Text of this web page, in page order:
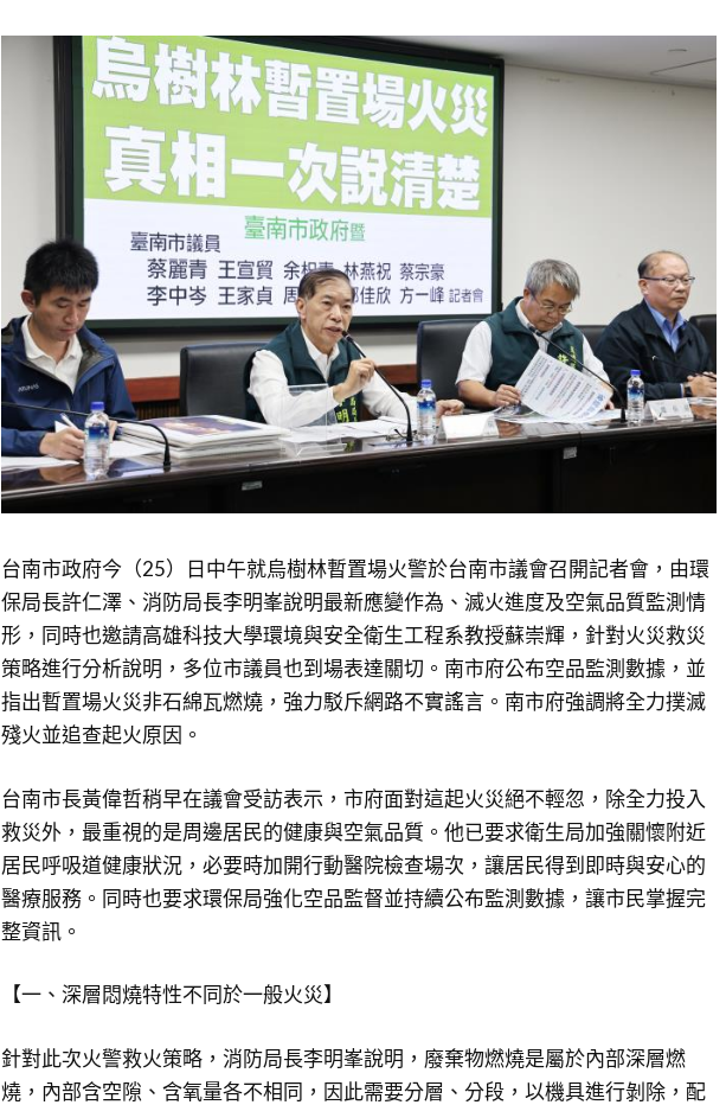
台南市政府今（25）日中午就烏樹林暫置場火警於台南市議會召開記者會，由環
保局長許仁澤、消防局長李明峯說明最新應變作為、滅火進度及空氣品質監測情
形，同時也邀請高雄科技大學環境與安全衛生工程系教授蘇崇輝，針對火災救災
策略進行分析說明，多位市議員也到場表達關切。南市府公布空品監測數據，並
指出暫置場火災非石綿瓦燃燒，強力駁斥網路不實謠言。南市府強調將全力撲滅
殘火並追查起火原因。
台南市長黃偉哲稍早在議會受訪表示，市府面對這起火災絕不輕忽，除全力投入
救災外，最重視的是周邊居民的健康與空氣品質。他已要求衛生局加強關懷附近
居民呼吸道健康狀況，必要時加開行動醫院檢查場次，讓居民得到即時與安心的
醫療服務。同時也要求環保局強化空品監督並持續公布監測數據，讓市民掌握完
整資訊。
【一、深層悶燒特性不同於一般火災】
針對此次火警救火策略，消防局長李明峯說明，廢棄物燃燒是屬於內部深層燃
燒，內部含空隙、含氧量各不相同，因此需要分層、分段，以機具進行剝除，配